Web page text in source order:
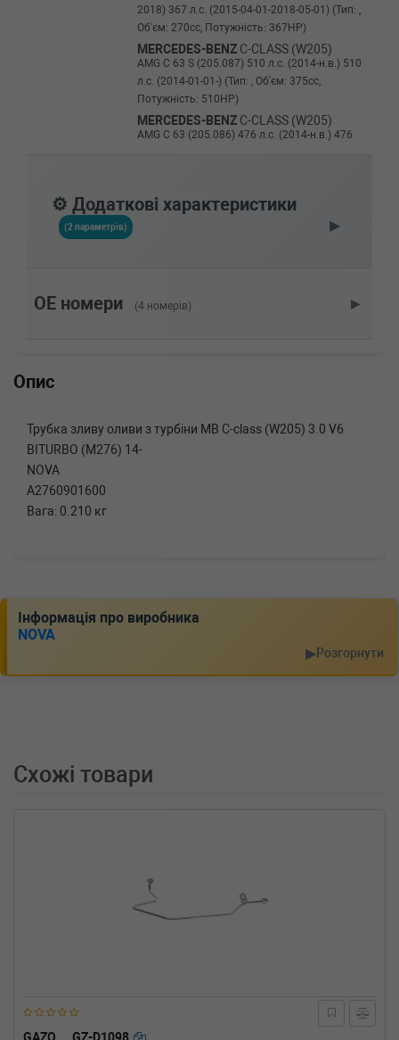
2018) 367 л.с. (2015-04-01-2018-05-01) (Тип: ,
Об'єм: 270cc, Потужність: 367HP)
MERCEDES-BENZ C-CLASS (W205)
AMG C 63 S (205.087) 510 л.с. (2014-н.в.) 510
л.с. (2014-01-01-) (Тип: , Об'єм: 375cc,
Потужність: 510HP)
MERCEDES-BENZ C-CLASS (W205)
AMG C 63 (205.086) 476 л.с. (2014-н.в.) 476
AMG C 43 4-matic (205.064) 390 л.с. (2018-
н.в.) 390 л.с. (2018-05-01-) (Тип: , Об'єм:
Об'єм: 270cc, Потужність: 367HP)
⚙️ Додаткові характеристики
(2 параметрів) ▶
OE номери (4 номерів) ▶
Опис
Трубка зливу оливи з турбіни MB C-class (W205) 3.0 V6
BITURBO (M276) 14-
NOVA
A2760901600
Вага: 0.210 кг
Інформація про виробника
NOVA
▶Розгорнути
Схожі товари